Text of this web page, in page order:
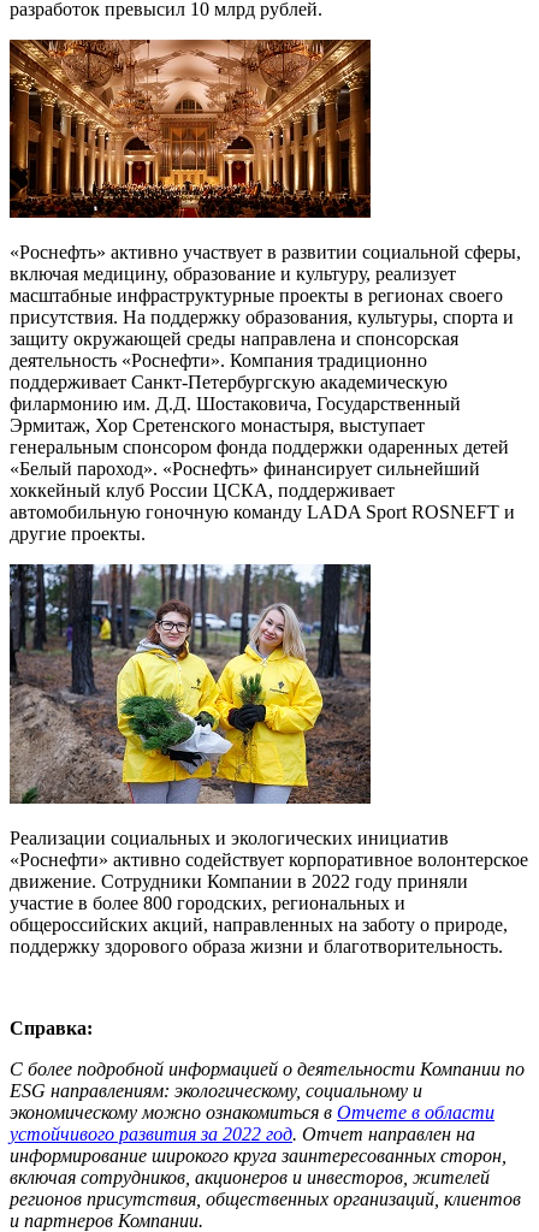
разработок превысил 10 млрд рублей.
«Роснефть» активно участвует в развитии социальной сферы,
включая медицину, образование и культуру, реализует
масштабные инфраструктурные проекты в регионах своего
присутствия. На поддержку образования, культуры, спорта и
защиту окружающей среды направлена и спонсорская
деятельность «Роснефти». Компания традиционно
поддерживает Санкт-Петербургскую академическую
филармонию им. Д.Д. Шостаковича, Государственный
Эрмитаж, Хор Сретенского монастыря, выступает
генеральным спонсором фонда поддержки одаренных детей
«Белый пароход». «Роснефть» финансирует сильнейший
хоккейный клуб России ЦСКА, поддерживает
автомобильную гоночную команду LADA Sport ROSNEFT и
другие проекты.
Реализации социальных и экологических инициатив
«Роснефти» активно содействует корпоративное волонтерское
движение. Сотрудники Компании в 2022 году приняли
участие в более 800 городских, региональных и
общероссийских акций, направленных на заботу о природе,
поддержку здорового образа жизни и благотворительность.
Справка:
С более подробной информацией о деятельности Компании по
ESG направлениям: экологическому, социальному и
экономическому можно ознакомиться в Отчете в области
устойчивого развития за 2022 год. Отчет направлен на
информирование широкого круга заинтересованных сторон,
включая сотрудников, акционеров и инвесторов, жителей
регионов присутствия, общественных организаций, клиентов
и партнеров Компании.